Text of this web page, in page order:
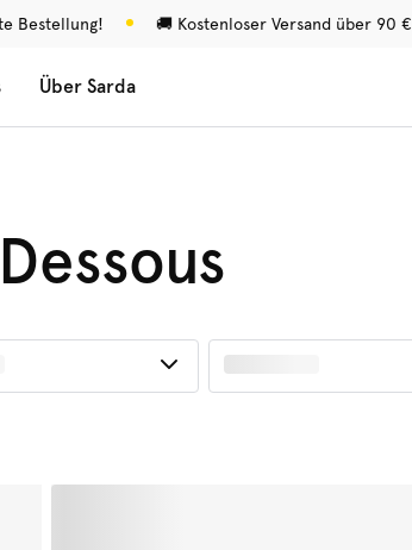
Bestellung! 🚚 Kostenloser Versand über 90 €
Über Sarda